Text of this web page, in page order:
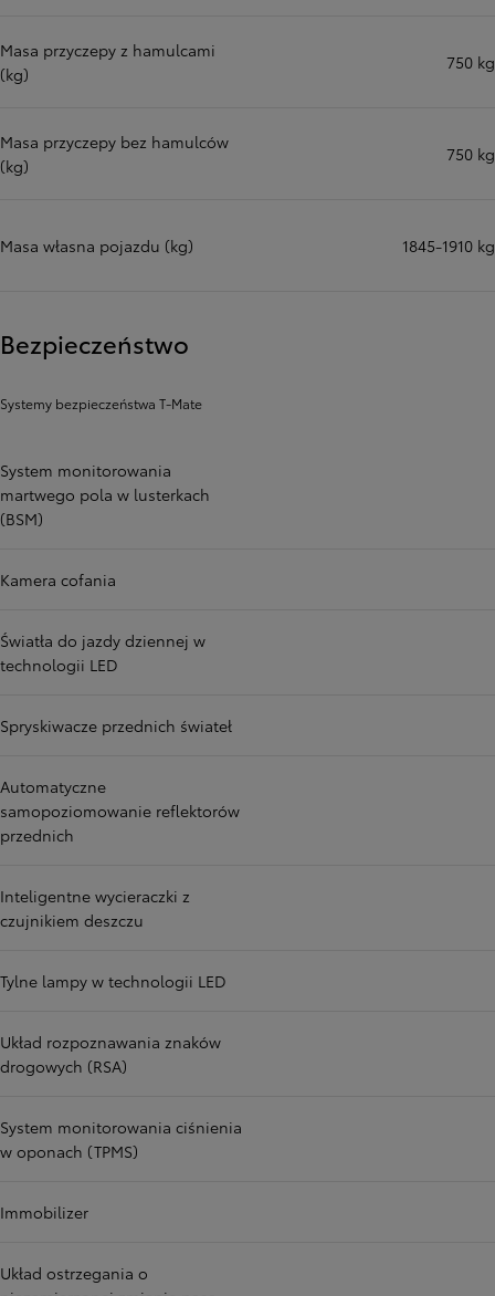
Masa przyczepy z hamulcami
(kg)
750 kg
Masa przyczepy bez hamulców
(kg)
750 kg
Masa własna pojazdu (kg) 1845-1910 kg
Bezpieczeństwo
Systemy bezpieczeństwa T-Mate
System monitorowania
martwego pola w lusterkach
(BSM)
Kamera cofania
Światła do jazdy dziennej w
technologii LED
Spryskiwacze przednich świateł
Automatyczne
samopoziomowanie reflektorów
przednich
Inteligentne wycieraczki z
czujnikiem deszczu
Tylne lampy w technologii LED
Układ rozpoznawania znaków
drogowych (RSA)
System monitorowania ciśnienia
w oponach (TPMS)
Immobilizer
Układ ostrzegania o